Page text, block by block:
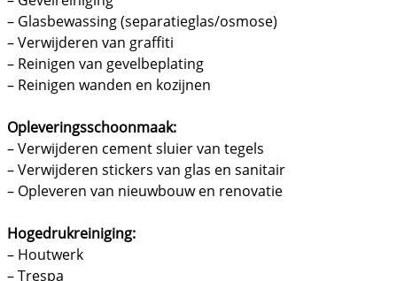
– Glasbewassing (separatieglas/osmose)
– Verwijderen van graffiti
– Reinigen van gevelbeplating
– Reinigen wanden en kozijnen
Opleveringsschoonmaak:
– Verwijderen cement sluier van tegels
– Verwijderen stickers van glas en sanitair
– Opleveren van nieuwbouw en renovatie
Hogedrukreiniging:
– Houtwerk
– Trespa